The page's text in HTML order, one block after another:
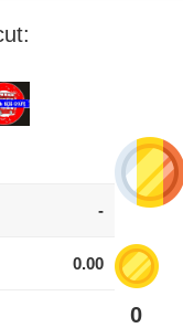
-
0.00
0